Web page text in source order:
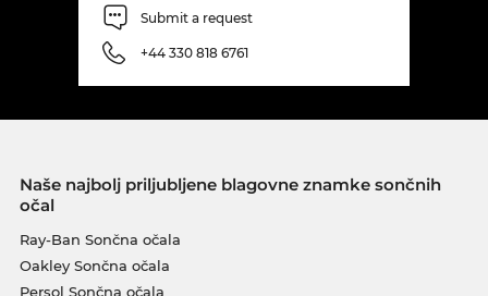
Submit a request
+44 330 818 6761
Naše najbolj priljubljene blagovne znamke sončnih
očal
Ray-Ban Sončna očala
Oakley Sončna očala
Persol Sončna očala